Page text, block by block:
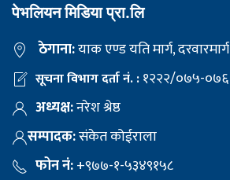
पेभलियन मिडिया प्रा.लि
ठेगाना:याक एण्ड यति मार्ग, दरवारमार्ग
सूचना विभाग दर्ता नं. :१२२२/०७५-०७६
अध्यक्ष:नरेश श्रेष्ठ
सम्पादक:संकेत कोईराला
फोन नं:+९७७-१-५३४९१५८